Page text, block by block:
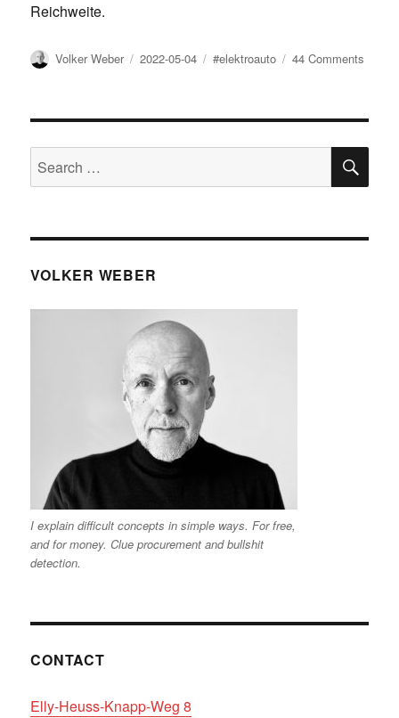
Reichweite.
Author
Volker Weber
Posted
2022-05-04 Tags
#elektroauto 44 Comments
Search
for:
VOLKER WEBER
I explain difficult concepts in simple ways. For free,
and for money. Clue procurement and bullshit
detection.
CONTACT
Elly-Heuss-Knapp-Weg 8